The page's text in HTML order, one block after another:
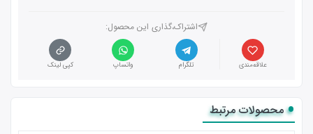
اشتراک،گذاری این محصول‌:
علاقه‌مندی تلگرام واتساپ کپی لینک
محصولات مرتبط